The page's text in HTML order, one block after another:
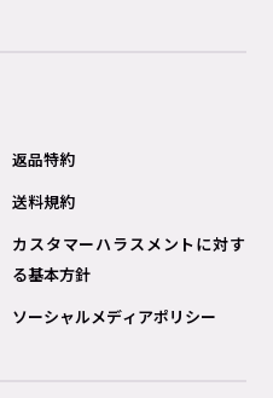
返品特約
送料規約
カスタマーハラスメントに対す
る基本方針
ソーシャルメディアポリシー